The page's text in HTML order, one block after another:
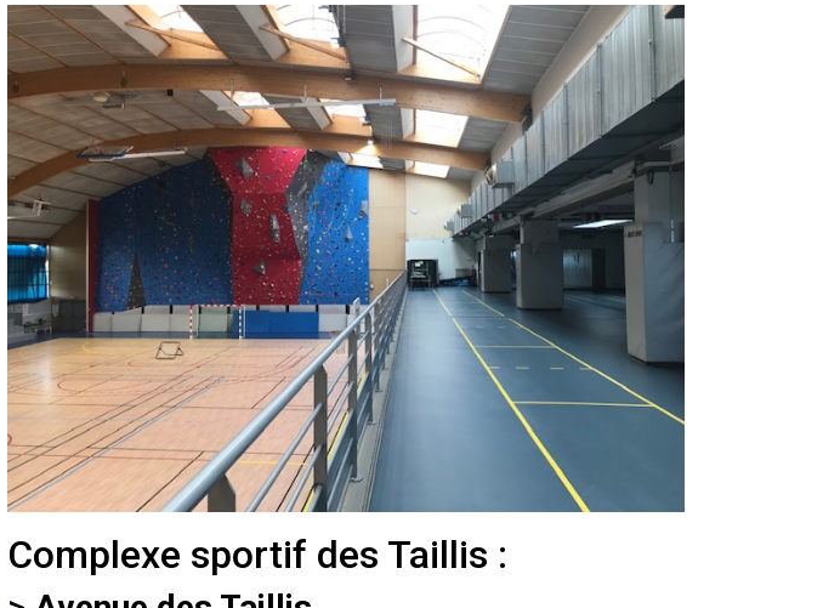
Complexe sportif des Taillis :